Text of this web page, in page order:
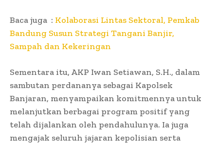
Baca juga : Kolaborasi Lintas Sektoral, Pemkab
Bandung Susun Strategi Tangani Banjir,
Sampah dan Kekeringan
Sementara itu, AKP Iwan Setiawan, S.H., dalam
sambutan perdananya sebagai Kapolsek
Banjaran, menyampaikan komitmennya untuk
melanjutkan berbagai program positif yang
telah dijalankan oleh pendahulunya. Ia juga
mengajak seluruh jajaran kepolisian serta